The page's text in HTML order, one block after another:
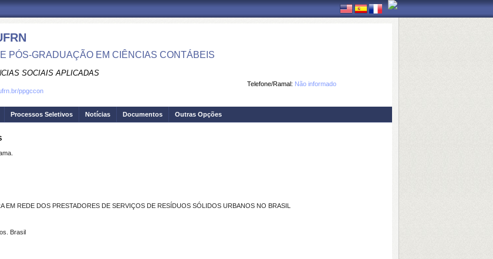
PÓS-GRADUAÇÃO EM CIÊNCIAS CONTÁBEIS
SOCIAIS APLICADAS
Telefone/Ramal: Não informado
ppgccon
Processos Seletivos Notícias Documentos Outras Opções
REDE DOS PRESTADORES DE SERVIÇOS DE RESÍDUOS SÓLIDOS URBANOS NO BRASIL
Brasil